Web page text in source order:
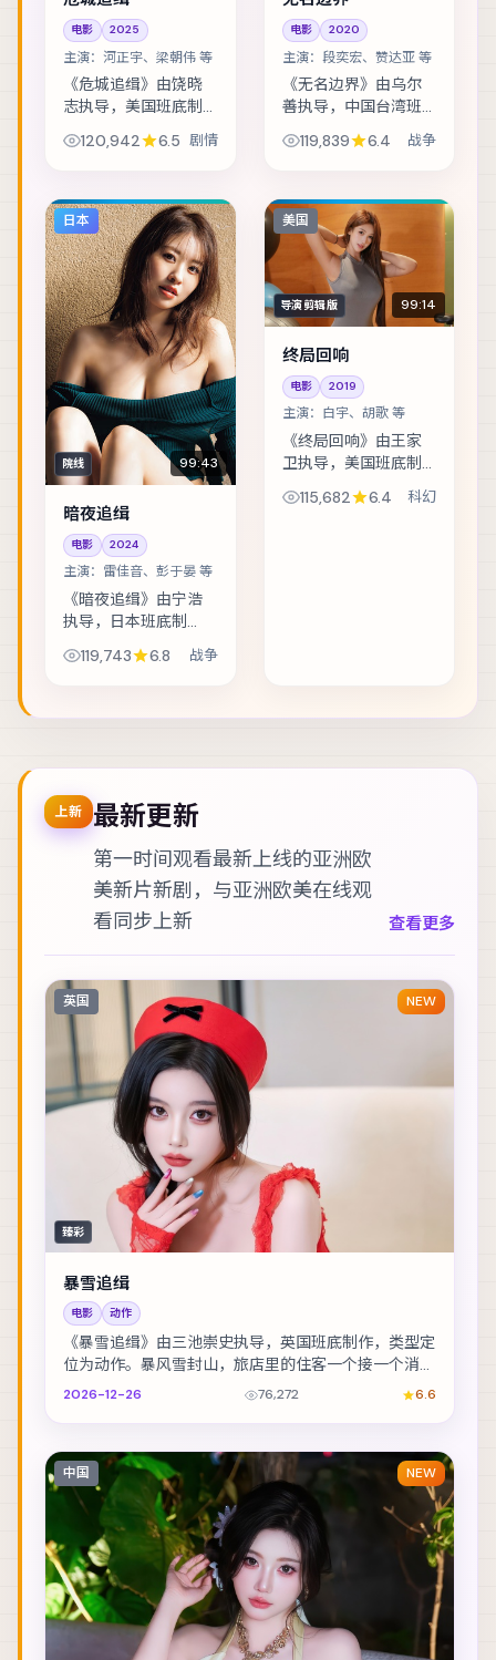
电影 2025
主演： 河正宇、梁朝伟 等
《危城追缉》由饶晓
志执导，美国班底制
作，类型定位为剧
情。青梅竹马在成年
负的身份却水火不
容。主演包括河正
宇、梁朝伟、周迅
等，表...
120,942 6.5 剧情
电影 2020
主演： 段奕宏、赞达亚 等
《无名边界》由乌尔
善执导，中国台湾班
底制作，类型定位为
战争。渔村少年捡到
入走私与反走私的漩
涡。主演包括段奕
宏、赞达亚、易烊千
119,839 6.4 战争
日本
院线 99:43
暗夜追缉
电影 2024
主演： 雷佳音、彭于晏 等
《暗夜追缉》由宁浩
执导，日本班底制
作，类型定位为战
争。马戏团巡演最后
119,743 6.8 战争
美国
导演剪辑版 99:14
终局回响
电影 2019
主演： 白宇、胡歌 等
《终局回响》由王家
卫执导，美国班底制
作，类型定位为科
幻。假释犯回到社区
115,682 6.4 科幻
上新 最新更新
第一时间观看最新上线的亚洲欧
美新片新剧，与亚洲欧美在线观
看同步上新 查看更多
英国 NEW
臻彩
暴雪追缉
电影 动作
《暴雪追缉》由三池崇史执导，英国班底制作，类型定
位为动作。暴风雪封山，旅店里的住客一个接一个消
失。主演包括汤唯、佛罗伦斯·皮尤、李政宰 等，表
2026-12-26 76,272 6.6
中国 NEW